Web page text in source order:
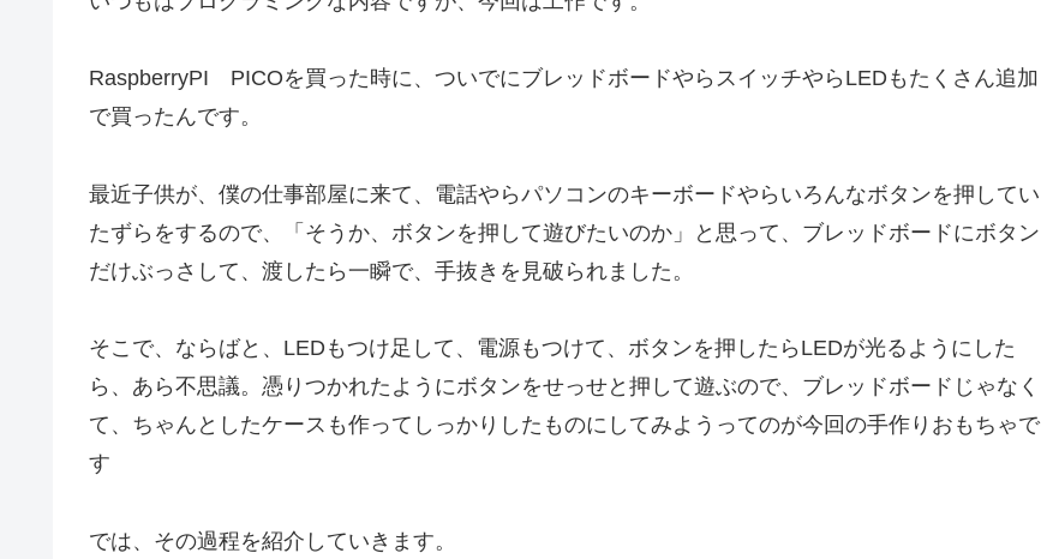
RaspberryPI PICOを買った時に、ついでにブレッドボードやらスイッチやらLEDもたくさん追加
で買ったんです。
最近子供が、僕の仕事部屋に来て、電話やらパソコンのキーボードやらいろんなボタンを押してい
たずらをするので、「そうか、ボタンを押して遊びたいのか」と思って、ブレッドボードにボタン
だけぶっさして、渡したら一瞬で、手抜きを見破られました。
そこで、ならばと、LEDもつけ足して、電源もつけて、ボタンを押したらLEDが光るようにした
ら、あら不思議。憑りつかれたようにボタンをせっせと押して遊ぶので、ブレッドボードじゃなく
て、ちゃんとしたケースも作ってしっかりしたものにしてみようってのが今回の手作りおもちゃで
す
では、その過程を紹介していきます。